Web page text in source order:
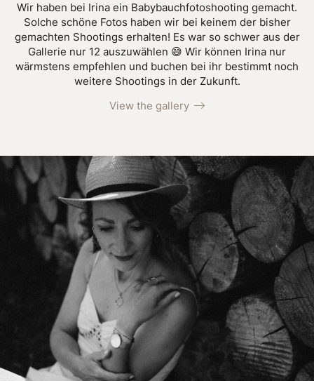
Wir haben bei Irina ein Babybauchfotoshooting gemacht.
Solche schöne Fotos haben wir bei keinem der bisher
gemachten Shootings erhalten! Es war so schwer aus der
Gallerie nur 12 auszuwählen 😅 Wir können Irina nur
wärmstens empfehlen und buchen bei ihr bestimmt noch
weitere Shootings in der Zukunft.
View the gallery